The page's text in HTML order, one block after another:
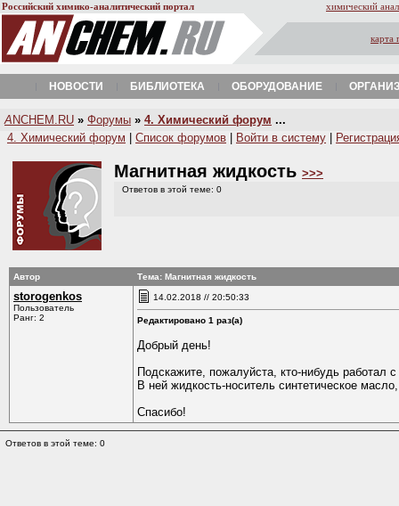
Российский химико-аналитический портал химический
карта
НОВОСТИ БИБЛИОТЕКА ОБОРУДОВАНИЕ
A NCHEM.RU » Форумы » 4. Химический форум ...
4. Химический форум
Список форумов Войти в систему
Магнитная жидкость >>>
Ответов в этой теме: 0
Автор Тема: Магнитная жидкость
storogenkos
Пользователь
Ранг: 2
14.02.2018 // 20:50:33
Редактировано 1 раз(а)
Добрый день!
Подскажите, пожалуйста, кто-нибудь работал
В ней жидкость-носитель синтетическое
Спасибо!
Ответов в этой теме: 0